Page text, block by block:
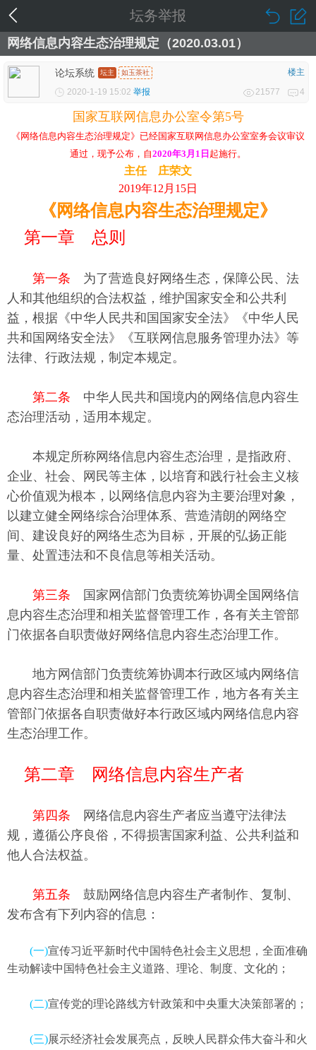
坛务举报
网络信息内容生态治理规定（2020.03.01）
论坛系统 坛主 如玉茶社
楼主
2020-1-19 15:02 举报 21577 4
国家互联网信息办公室令第5号
《网络信息内容生态治理规定》已经国家互联网信息办公室室务会议审议
通过，现予公布，自2020年3月1日 起施行。
主任 庄荣文
2019年12月15日
《网络信息内容生态治理规定》
第一章 总则
第一条 为了营造良好网络生态，保障公民、法
人和其他组织的合法权益，维护国家安全和公共利
益，根据《中华人民共和国国家安全法》《中华人民
共和国网络安全法》《互联网信息服务管理办法》等
法律、行政法规，制定本规定。
第二条 中华人民共和国境内的网络信息内容生
态治理活动，适用本规定。
本规定所称网络信息内容生态治理，是指政府、
企业、社会、网民等主体，以培育和践行社会主义核
心价值观为根本，以网络信息内容为主要治理对象，
以建立健全网络综合治理体系、营造清朗的网络空
间、建设良好的网络生态为目标，开展的弘扬正能
量、处置违法和不良信息等相关活动。
第三条 国家网信部门负责统筹协调全国网络信
息内容生态治理和相关监督管理工作，各有关主管部
门依据各自职责做好网络信息内容生态治理工作。
地方网信部门负责统筹协调本行政区域内网络信
息内容生态治理和相关监督管理工作，地方各有关主
管部门依据各自职责做好本行政区域内网络信息内容
生态治理工作。
第二章 网络信息内容生产者
第四条 网络信息内容生产者应当遵守法律法
规，遵循公序良俗，不得损害国家利益、公共利益和
他人合法权益。
第五条 鼓励网络信息内容生产者制作、复制、
发布含有下列内容的信息：
(一)宣传习近平新时代中国特色社会主义思想，全面准确
生动解读中国特色社会主义道路、理论、制度、文化的；
(二)宣传党的理论路线方针政策和中央重大决策部署的；
(三)展示经济社会发展亮点，反映人民群众伟大奋斗和火